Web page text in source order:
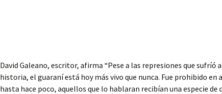
David Galeano, escritor, afirma “Pese a las represiones que sufríó
historia, el guaraní está hoy más vivo que nunca. Fue prohibido en
hasta hace poco, aquellos que lo hablaran recibían una especie de